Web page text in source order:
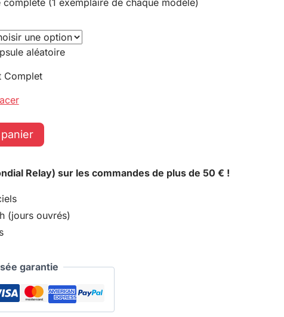
aléatoire
Complet
Relay) sur les commandes de plus de 50 € !
(jours ouvrés)
garantie